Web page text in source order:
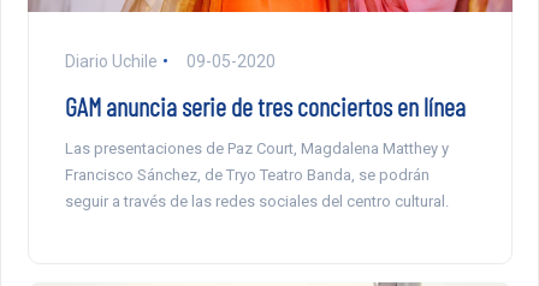
Diario Uchile 09-05-2020
GAM anuncia serie de tres conciertos en línea
Las presentaciones de Paz Court, Magdalena Matthey y
Francisco Sánchez, de Tryo Teatro Banda, se podrán
seguir a través de las redes sociales del centro cultural.